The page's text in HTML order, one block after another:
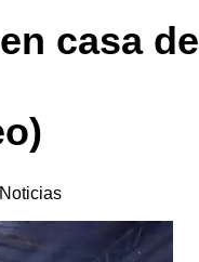
casa de